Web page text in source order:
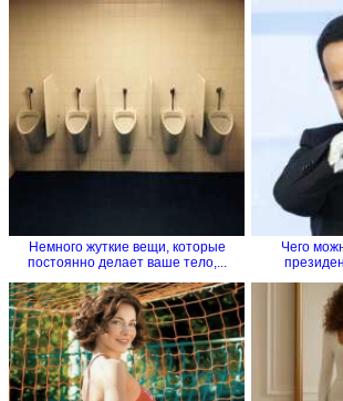
Немного жуткие вещи, которые
постоянно делает ваше тело,...
Чего